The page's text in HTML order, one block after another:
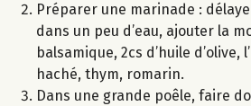
Préparer une marinade :
dans un peu d’eau, ajouter la
balsamique, 2cs d’huile d’olive,
haché, thym, romarin.
Dans une grande poêle, faire